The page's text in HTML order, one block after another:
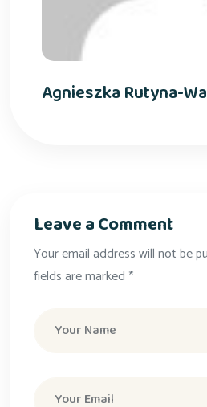
Agnieszka Rutyna-
Leave a Comment
Your email address will not be
fields are marked *